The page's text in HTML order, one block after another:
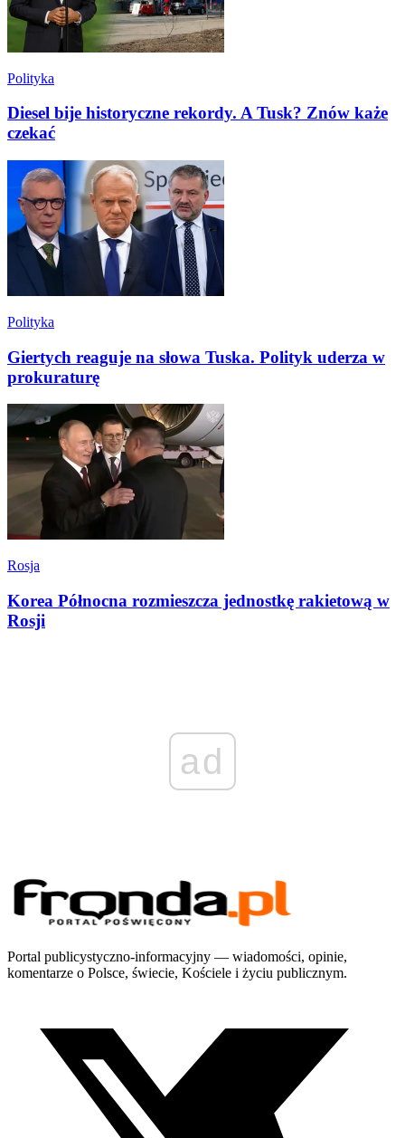
Polityka
Diesel bije historyczne rekordy. A Tusk? Znów każe
czekać
Polityka
Giertych reaguje na słowa Tuska. Polityk uderza w
prokuraturę
Rosja
Korea Północna rozmieszcza jednostkę rakietową w
Rosji
ad
Portal publicystyczno-informacyjny — wiadomości, opinie,
komentarze o Polsce, świecie, Kościele i życiu publicznym.